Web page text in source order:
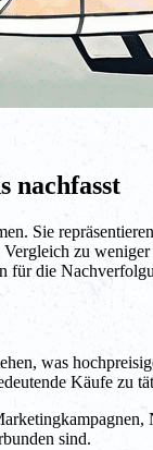
nachfasst
Sie
zu
die
was
Käufe zu
sind.